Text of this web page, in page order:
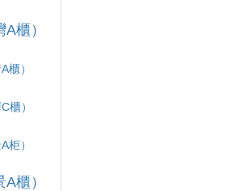
櫃）
櫃）
櫃）
柜）
櫃）